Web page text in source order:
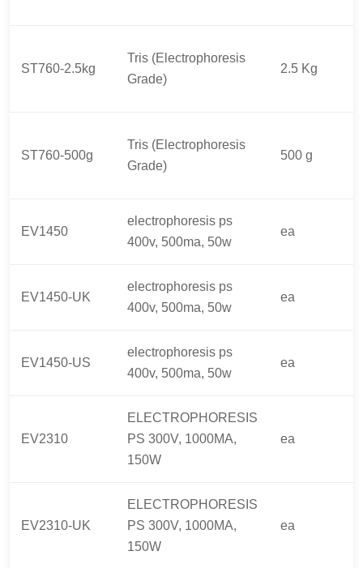
ST760-2.5kg
Tris (Electrophoresis
Grade)
2.5 Kg
ST760-500g
Tris (Electrophoresis
Grade)
500 g
EV1450
electrophoresis ps
400v, 500ma, 50w
ea
EV1450-UK
electrophoresis ps
400v, 500ma, 50w
ea
EV1450-US
electrophoresis ps
400v, 500ma, 50w
ea
EV2310
ELECTROPHORESIS
PS 300V, 1000MA,
150W
ea
EV2310-UK
ELECTROPHORESIS
PS 300V, 1000MA,
150W
ea